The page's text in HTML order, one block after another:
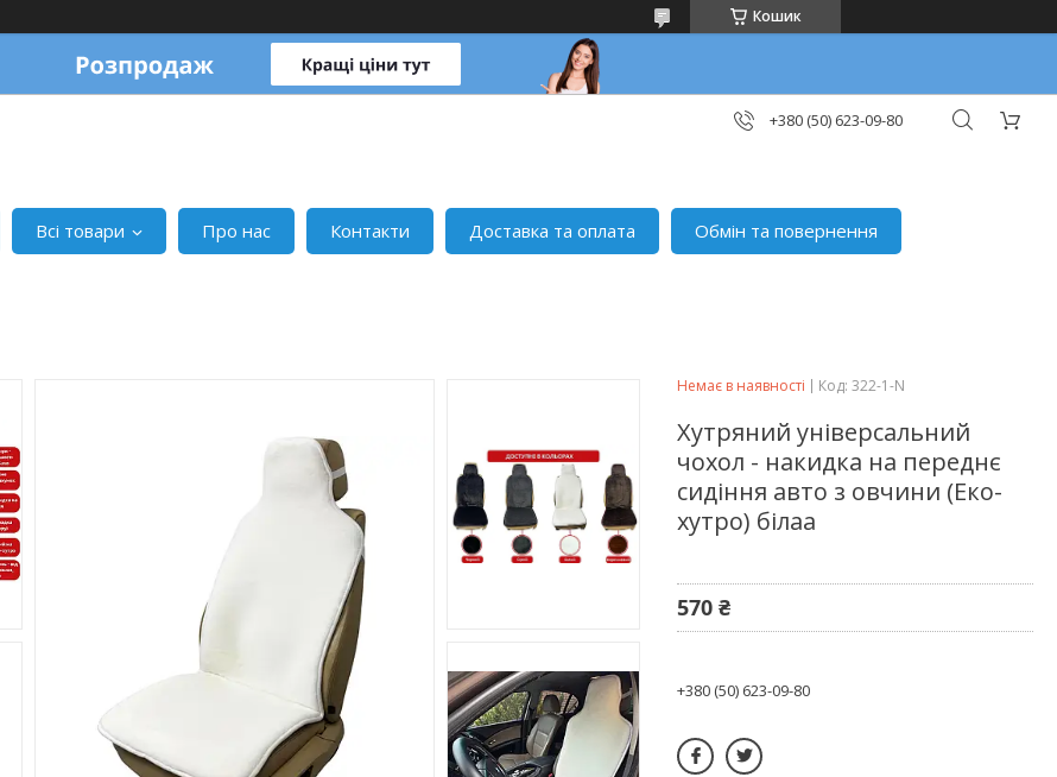
Кошик
+380 (50) 623-09-80
Всі товари Про нас Контакти Доставка та оплата Обмін та повернення
Немає в наявності Код: 322-1-N
Хутряний універсальний
чохол - накидка на переднє
сидіння авто з овчини (Еко-
хутро) білаа
570 ₴
+380 (50) 623-09-80